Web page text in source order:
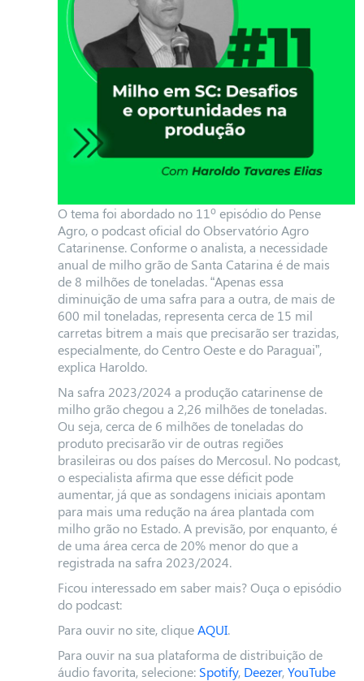
O tema foi abordado no 11º episódio do Pense
Agro, o podcast oficial do Observatório Agro
Catarinense. Conforme o analista, a necessidade
anual de milho grão de Santa Catarina é de mais
de 8 milhões de toneladas. “Apenas essa
diminuição de uma safra para a outra, de mais de
600 mil toneladas, representa cerca de 15 mil
carretas bitrem a mais que precisarão ser trazidas,
especialmente, do Centro Oeste e do Paraguai”,
explica Haroldo.
Na safra 2023/2024 a produção catarinense de
milho grão chegou a 2,26 milhões de toneladas.
Ou seja, cerca de 6 milhões de toneladas do
produto precisarão vir de outras regiões
brasileiras ou dos países do Mercosul. No podcast,
o especialista afirma que esse déficit pode
aumentar, já que as sondagens iniciais apontam
para mais uma redução na área plantada com
milho grão no Estado. A previsão, por enquanto, é
de uma área cerca de 20% menor do que a
registrada na safra 2023/2024.
Ficou interessado em saber mais? Ouça o episódio
do podcast:
Para ouvir no site, cliqueAQUI.
Para ouvir na sua plataforma de distribuição de
áudio favorita, selecione: Spotify, Deezer,YouTube